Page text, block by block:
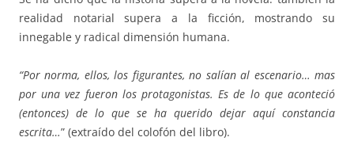
realidad notarial supera a la ficción, mostrando su
innegable y radical dimensión humana.
“Por norma, ellos, los figurantes, no salían al escenario… mas
por una vez fueron los protagonistas. Es de lo que aconteció
(entonces) de lo que se ha querido dejar aquí constancia
escrita…” (extraído del colofón del libro).